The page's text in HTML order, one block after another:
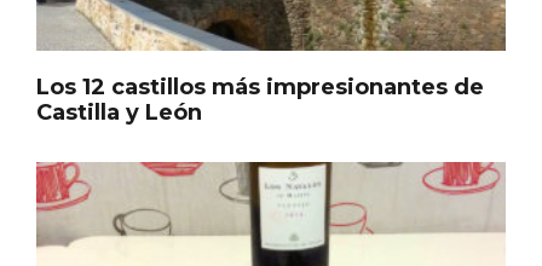
Los 12 castillos más impresionantes de
Castilla y León
Concierto de Navidad en Moradillo de